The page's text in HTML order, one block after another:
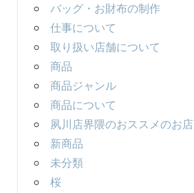
バッグ・お財布の制作
仕事について
取り扱い店舗について
商品
商品ジャンル
商品について
夙川店界隈のおススメのお店
新商品
未分類
桜